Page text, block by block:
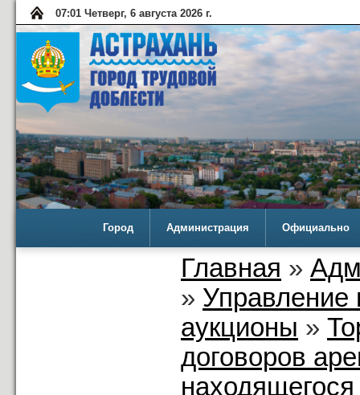
07:01 Четверг, 6 августа 2026 г.
Город Администрация Официально
Главная »
» Управление
аукционы »
договоров